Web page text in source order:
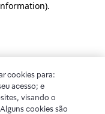
.
cookies para:
acesso; e
visando o
cookies são